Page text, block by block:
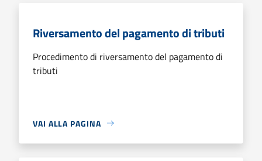
Riversamento del pagamento di tributi
Procedimento di riversamento del pagamento di
tributi
VAI ALLA PAGINA